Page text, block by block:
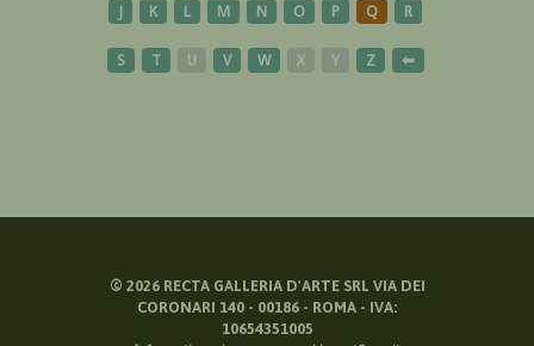
J K L M N O P Q R
S T U V W X Y Z ⬅
© 2026RECTA GALLERIA D'ARTE SRL VIA DEI
CORONARI 140 - 00186 - ROMA - IVA:
10654351005